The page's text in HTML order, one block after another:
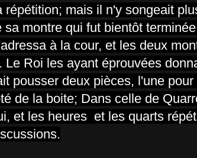
répétition; mais il n'y songeait
sa montre qui fut bientôt
à la cour, et les deux
Le Roi les ayant éprouvées
pousser deux pièces, l'une
de la boite; Dans celle de
et les heures et les quarts